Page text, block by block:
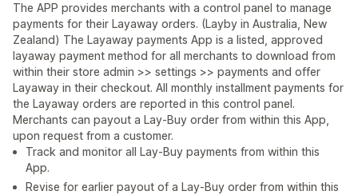
The APP provides merchants with a control panel to manage
payments for their Layaway orders. (Layby in Australia, New
Zealand) The Layaway payments App is a listed, approved
layaway payment method for all merchants to download from
within their store admin >> settings >> payments and offer
Layaway in their checkout. All monthly installment payments for
the Layaway orders are reported in this control panel.
Merchants can payout a Lay-Buy order from within this App,
upon request from a customer.
Track and monitor all Lay-Buy payments from within this
App.
Revise for earlier payout of a Lay-Buy order from within this